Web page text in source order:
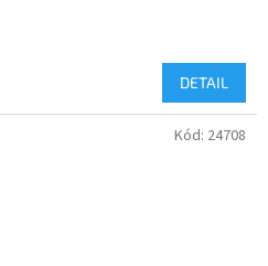
DETAIL
Kód: 24708